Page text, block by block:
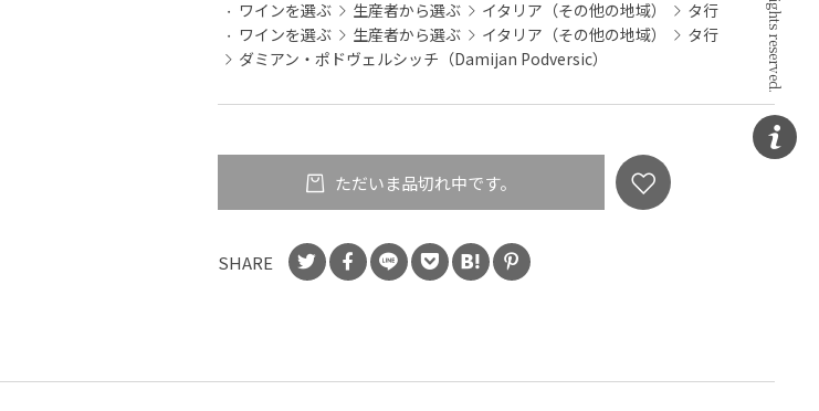
ワインを選ぶ
生産者から選ぶ イタリア（その他の地域）
タ行
ワインを選ぶ
生産者から選ぶ イタリア（その他の地域）
タ行
ダミアン・ポドヴェルシッチ（Damijan Podversic）
ただいま品切れ中です。
SHARE